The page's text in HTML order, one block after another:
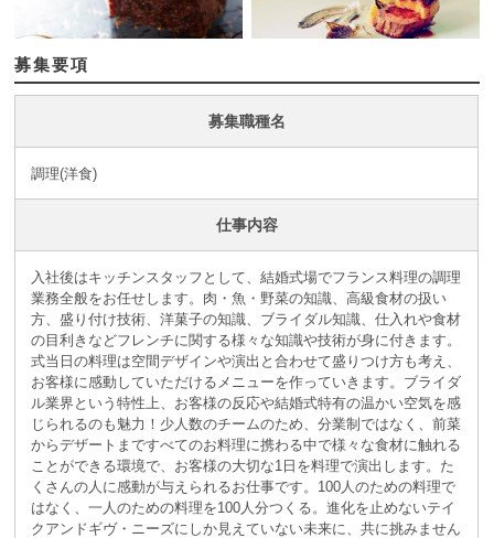
募集要項
募集職種名
調理(洋食)
仕事内容
入社後はキッチンスタッフとして、結婚式場でフランス料理の調理
業務全般をお任せします。肉・魚・野菜の知識、高級食材の扱い
方、盛り付け技術、洋菓子の知識、ブライダル知識、仕入れや食材
の目利きなどフレンチに関する様々な知識や技術が身に付きます。
式当日の料理は空間デザインや演出と合わせて盛りつけ方も考え、
お客様に感動していただけるメニューを作っていきます。ブライダ
ル業界という特性上、お客様の反応や結婚式特有の温かい空気を感
じられるのも魅力！少人数のチームのため、分業制ではなく、前菜
からデザートまですべてのお料理に携わる中で様々な食材に触れる
ことができる環境で、お客様の大切な1日を料理で演出します。た
くさんの人に感動が与えられるお仕事です。100人のための料理で
はなく、一人のための料理を100人分つくる。進化を止めないテイ
クアンドギヴ・ニーズにしか見えていない未来に、共に挑みません